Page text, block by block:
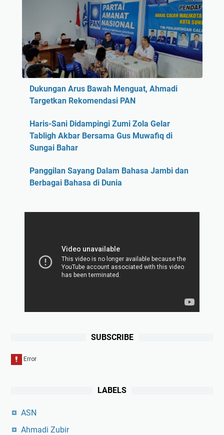
Dukungan Arus Bawah Menguat, Ahmadi
Targetkan Rekomendasi PAN
Haris-Sani Didampingi Zumi Zola Gelar
Tabligh Akbar Bersama Gus Muwafiq di
Sungai Bahar
Panggilan Sayang Dalam Bahasa Jambi dan
Berbagai Bahasa di Dunia
SUBSCRIBE
LABELS
ASN
Ahmadi Zubir